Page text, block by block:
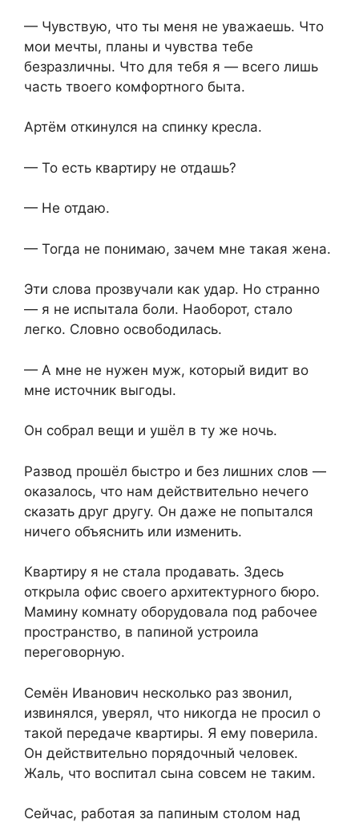
— Чувствую, что ты меня не уважаешь. Что
мои мечты, планы и чувства тебе
безразличны. Что для тебя я — всего лишь
часть твоего комфортного быта.
Артём откинулся на спинку кресла.
— То есть квартиру не отдашь?
— Не отдаю.
— Тогда не понимаю, зачем мне такая жена.
Эти слова прозвучали как удар. Но странно
— я не испытала боли. Наоборот, стало
легко. Словно освободилась.
— А мне не нужен муж, который видит во
мне источник выгоды.
Он собрал вещи и ушёл в ту же ночь.
Развод прошёл быстро и без лишних слов —
оказалось, что нам действительно нечего
сказать друг другу. Он даже не попытался
ничего объяснить или изменить.
Квартиру я не стала продавать. Здесь
открыла офис своего архитектурного бюро.
Мамину комнату оборудовала под рабочее
пространство, в папиной устроила
переговорную.
Семён Иванович несколько раз звонил,
извинялся, уверял, что никогда не просил о
такой передаче квартиры. Я ему поверила.
Он действительно порядочный человек.
Жаль, что воспитал сына совсем не таким.
Сейчас, работая за папиным столом над